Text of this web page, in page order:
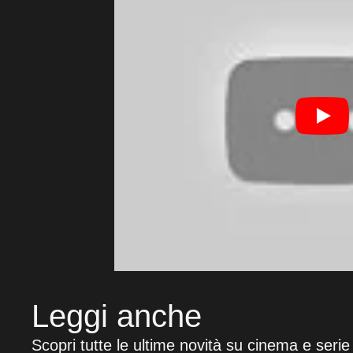
Leggi anche
Scopri tutte le ultime novità su cinema e serie